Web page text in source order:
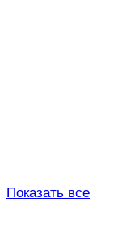
Показать все